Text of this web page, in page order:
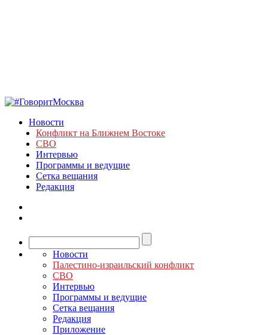
Новости
Конфликт на Ближнем Востоке
СВО
Интервью
Программы и ведущие
Сетка вещания
Редакция
Новости
Палестино-израильский конфликт
СВО
Интервью
Программы и ведущие
Сетка вещания
Редакция
Приложение